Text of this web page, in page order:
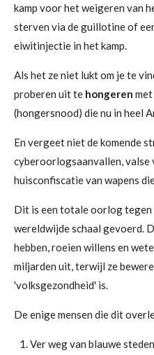
kamp voor het weigeren van
sterven via de guillotine of
eiwitinjectie in het kamp.
Als het ze niet lukt om je te
proberen uit te hongeren
(hongersnood) die nu in heel
En vergeet niet de komende
cyberoorlogsaanvallen, valse
huisconfiscatie van wapens
Dit is een totale oorlog tegen
wereldwijde schaal gevoerd.
hebben, roeien willens en
miljarden uit, terwijl ze
'volksgezondheid' is.
De enige mensen die dit
Ver weg van blauwe